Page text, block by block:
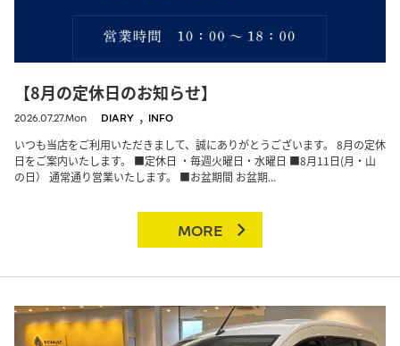
【8月の定休日のお知らせ】
2026.07.27.Mon DIARY , INFO
いつも当店をご利用いただきまして、誠にありがとうございます。 8月の定休
日をご案内いたします。 ■定休日 ・毎週火曜日・水曜日 ■8月11日(月・山
の日） 通常通り営業いたします。 ■お盆期間 お盆期...
MORE